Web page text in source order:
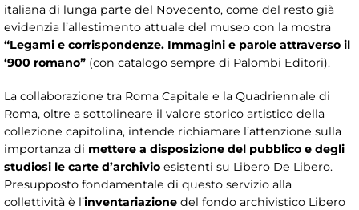
italiana di lunga parte del Novecento, come del resto già
evidenzia l’allestimento attuale del museo con la mostra
“Legami e corrispondenze. Immagini e parole attraverso il
‘900 romano” (con catalogo sempre di Palombi Editori).
La collaborazione tra Roma Capitale e la Quadriennale di
Roma, oltre a sottolineare il valore storico artistico della
collezione capitolina, intende richiamare l’attenzione sulla
importanza di mettere a disposizione del pubblico e degli
studiosi le carte d’archivio esistenti su Libero De Libero.
Presupposto fondamentale di questo servizio alla
collettività è l’inventariazione del fondo archivistico Libero